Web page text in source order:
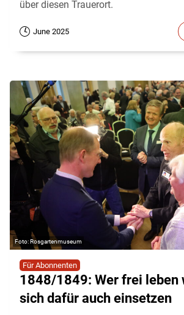
über diesen Trauerort.
June 2025
Rosgartenmuseum
Für Abonnenten
1848/1849: Wer frei leben
sich dafür auch einsetzen